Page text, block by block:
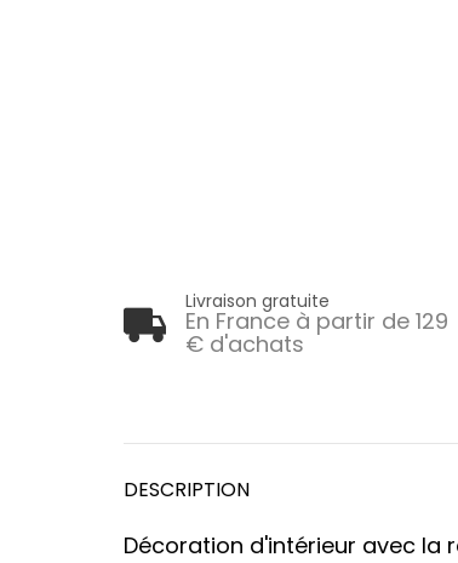
Livraison gratuite
En France à partir de 129
€ d'achats
DESCRIPTION
Décoration d'intérieur avec la